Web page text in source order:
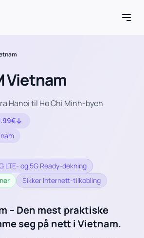
Vietnam
Hanoi til Ho Chi Minh-byen
LTE- og 5G Ready-dekning
Sikker Internett-tilkobling
– Den mest praktiske
seg på nett i Vietnam.